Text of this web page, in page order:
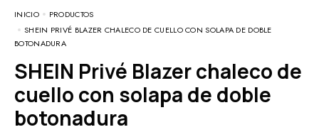
INICIO
PRODUCTOS
SHEIN PRIVÉ BLAZER CHALECO DE CUELLO CON SOLAPA DE DOBLE
BOTONADURA
SHEIN Privé Blazer chaleco de
cuello con solapa de doble
botonadura